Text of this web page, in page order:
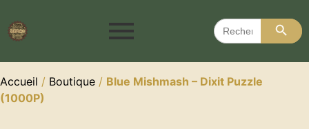
Search
for:
Search
Accueil / Boutique / Blue Mishmash – Dixit Puzzle
(1000P)